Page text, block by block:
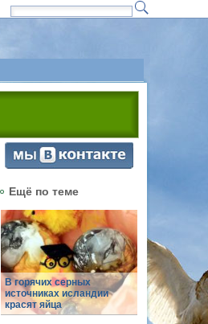
Ещё по теме
В горячих серных
источниках исландии
красят яйца